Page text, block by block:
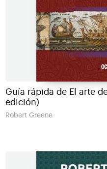
Guía rápida de El arte
edición)
Robert Greene